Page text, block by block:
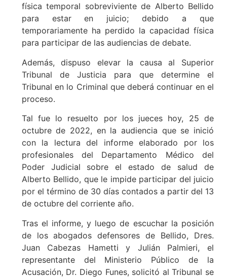
física temporal sobreviviente de Alberto Bellido
para estar en juicio; debido a que
temporariamente ha perdido la capacidad física
para participar de las audiencias de debate.
Además, dispuso elevar la causa al Superior
Tribunal de Justicia para que determine el
Tribunal en lo Criminal que deberá continuar en el
proceso.
Tal fue lo resuelto por los jueces hoy, 25 de
octubre de 2022, en la audiencia que se inició
con la lectura del informe elaborado por los
profesionales del Departamento Médico del
Poder Judicial sobre el estado de salud de
Alberto Bellido, que le impide participar del juicio
por el término de 30 días contados a partir del 13
de octubre del corriente año.
Tras el informe, y luego de escuchar la posición
de los abogados defensores de Bellido, Dres.
Juan Cabezas Hametti y Julián Palmieri, el
representante del Ministerio Público de la
Acusación, Dr. Diego Funes, solicitó al Tribunal se